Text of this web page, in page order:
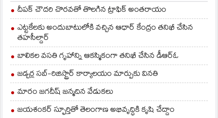
దీపక్ చౌదరి చొరవతో తొలగిన ట్రాఫిక్‌ అంతరాయం
ఎట్టకేలకు అందుబాటులోకి వచ్చిన ఆధార్ కేంద్రం తనిఖీ చేసిన
తహసీల్దార్
బాలికల వసతి గృహాన్ని ఆకస్మికంగా తనిఖీ చేసిన డీఆర్ఓ
జడ్చర్ల సబ్-రిజిస్ట్రార్ కార్యాలయం మార్పుకు వినతి
మారం జగదీష్ జన్మదిన వేడుకలు
జయశంకర్ స్ఫూర్తితో తెలంగాణ అభివృద్ధికి కృషి చేద్దాం